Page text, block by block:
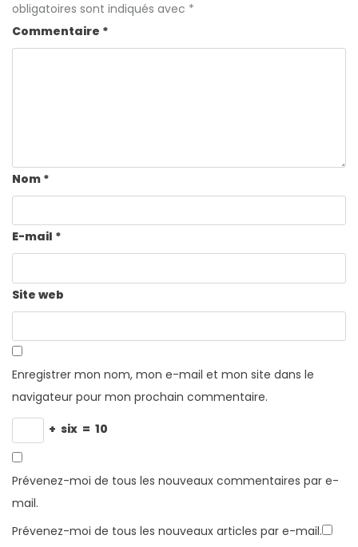
obligatoires sont indiqués avec *
Commentaire *
Nom *
E-mail *
Site web
Enregistrer mon nom, mon e-mail et mon site dans le
navigateur pour mon prochain commentaire.
+ six = 10
Prévenez-moi de tous les nouveaux commentaires par e-
mail.
Prévenez-moi de tous les nouveaux articles par e-mail.